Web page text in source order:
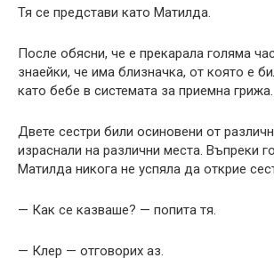
Тя се представи като Матилда.
После обясни, че е прекарала голяма
знаейки, че има близначка, от която е
като бебе в системата за приемна грижа.
Двете сестри били осиновени от
израснали на различни места. Въпреки
Матилда никога не успяла да открие
— Как се казваше? — попита тя.
— Клер — отговорих аз.